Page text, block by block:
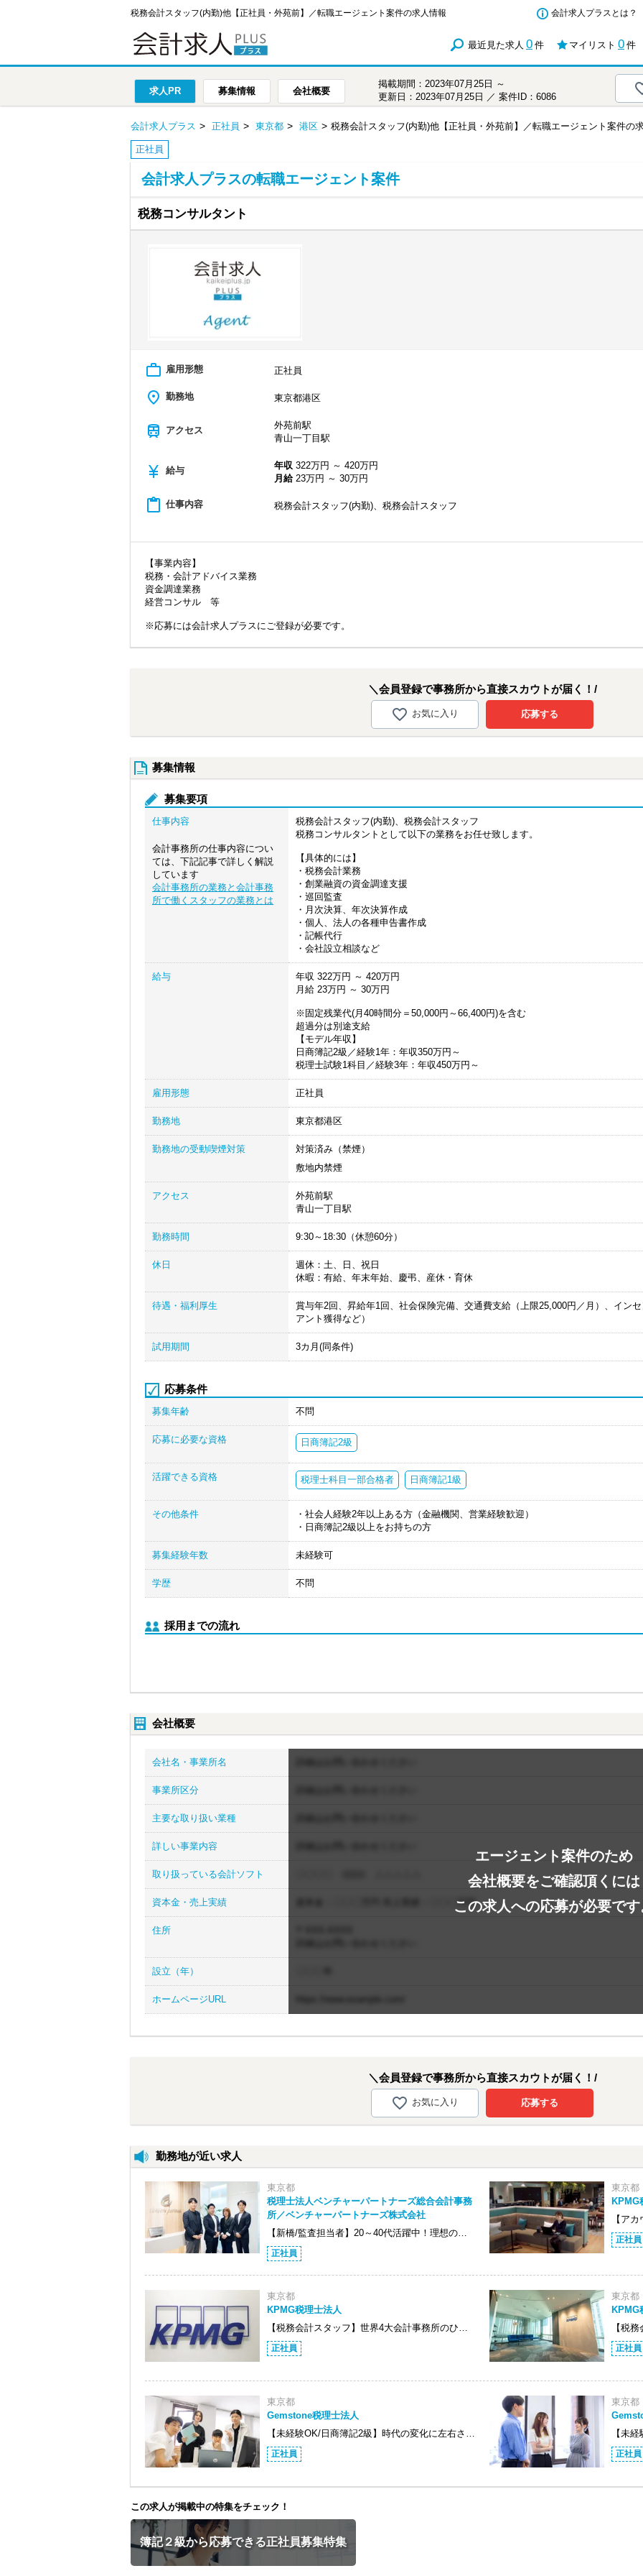
税務会計スタッフ(内勤)他【正社員・外苑前】／転職エージェント案件の求人情報 会計求人プラスとは？
最近見た求人 0 件 マイリスト 0 件
求人PR 募集情報 会社概要
掲載期間：2023年07月25日 ～
更新日：2023年07月25日 ／ 案件ID：6086
会計求人プラス 正社員 東京都 港区 税務会計スタッフ(内勤)他【正社員・外苑前】／転職エージェント案件の
正社員
会計求人プラスの転職エージェント案件
税務コンサルタント
work_outline 雇用形態 正社員
place 勤務地 東京都港区
train アクセス
外苑前駅
青山一丁目駅
currency_yen 給与 年収 322万円 ～ 420万円
月給23万円 ～ 30万円
content_paste 仕事内容 税務会計スタッフ(内勤)、税務会計スタッフ
【事業内容】
税務・会計アドバイス業務
資金調達業務
経営コンサル 等
※応募には会計求人プラスにご登録が必要です。
＼会員登録で事務所から直接スカウトが届く！/
お気に入り 応募する
募集情報
募集要項
仕事内容
会計事務所の仕事内容につい
ては、下記記事で詳しく解説
しています
会計事務所の業務と会計事務
所で働くスタッフの業務とは
税務会計スタッフ(内勤)、税務会計スタッフ
税務コンサルタントとして以下の業務をお任せ致します。
【具体的には】
・税務会計業務
・創業融資の資金調達支援
・巡回監査
・月次決算、年次決算作成
・個人、法人の各種申告書作成
・記帳代行
・会社設立相談など
給与 年収 322万円 ～ 420万円
月給 23万円 ～ 30万円
※固定残業代(月40時間分＝50,000円～66,400円)を含む
超過分は別途支給
【モデル年収】
日商簿記2級／経験1年：年収350万円～
税理士試験1科目／経験3年：年収450万円～
雇用形態 正社員
勤務地 東京都港区
勤務地の受動喫煙対策
対策済み（禁煙）
敷地内禁煙
アクセス
外苑前駅
青山一丁目駅
勤務時間 9:30～18:30（休憩60分）
休日
週休：土、日、祝日
休暇：有給、年末年始、慶弔、産休・育休
待遇・福利厚生
賞与年2回、昇給年1回、社会保険完備、交通費支給（上限25,000円／月）、イン
アント獲得など）
試用期間 3カ月(同条件)
応募条件
募集年齢 不問
応募に必要な資格 日商簿記2級
活躍できる資格 税理士科目一部合格者 日商簿記1級
その他条件
・社会人経験2年以上ある方（金融機関、営業経験歓迎）
・日商簿記2級以上をお持ちの方
募集経験年数 未経験可
学歴 不問
採用までの流れ
会社概要
エージェント案件のため
会社概要をご確認頂くには
この求人への応募が必要で
会社名・事業所名
事業所区分
主要な取り扱い業種
詳しい事業内容
取り扱っている会計ソフト
資本金・売上実績 資本金：〇〇〇万円 売上実績：〇〇〇万円
住所
設立（年）
ホームページURL
＼会員登録で事務所から直接スカウトが届く！/
お気に入り 応募する
勤務地が近い求人
東京都
税理士法人ベンチャーパートナーズ総合会計事務
所／ベンチャーパートナーズ株式会社
【新橋/監査担当者】20～40代活躍中！理想の…
正社員
東京都
KPMG
【ア
正社員
東京都
KPMG税理士法人
【税務会計スタッフ】世界4大会計事務所のひ…
正社員
東京都
KPMG
【税
正社員
東京都
Gemstone税理士法人
【未経験OK/日商簿記2級】時代の変化に左右さ…
正社員
東京都
【未
正社員
この求人が掲載中の特集をチェック！
簿記２級から応募できる正社員募集特集